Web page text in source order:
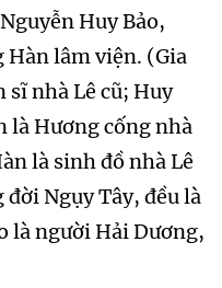
Huy Bảo,
Hàn lâm viện. (Gia
sĩ nhà Lê cũ; Huy
là Hương cống nhà
là sinh đồ nhà Lê
đời Ngụy Tây, đều là
là người Hải Dương,